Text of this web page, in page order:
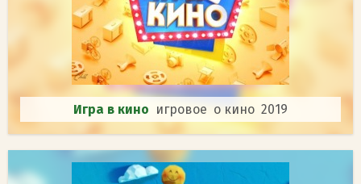
Игра в кино игровое о кино 2019